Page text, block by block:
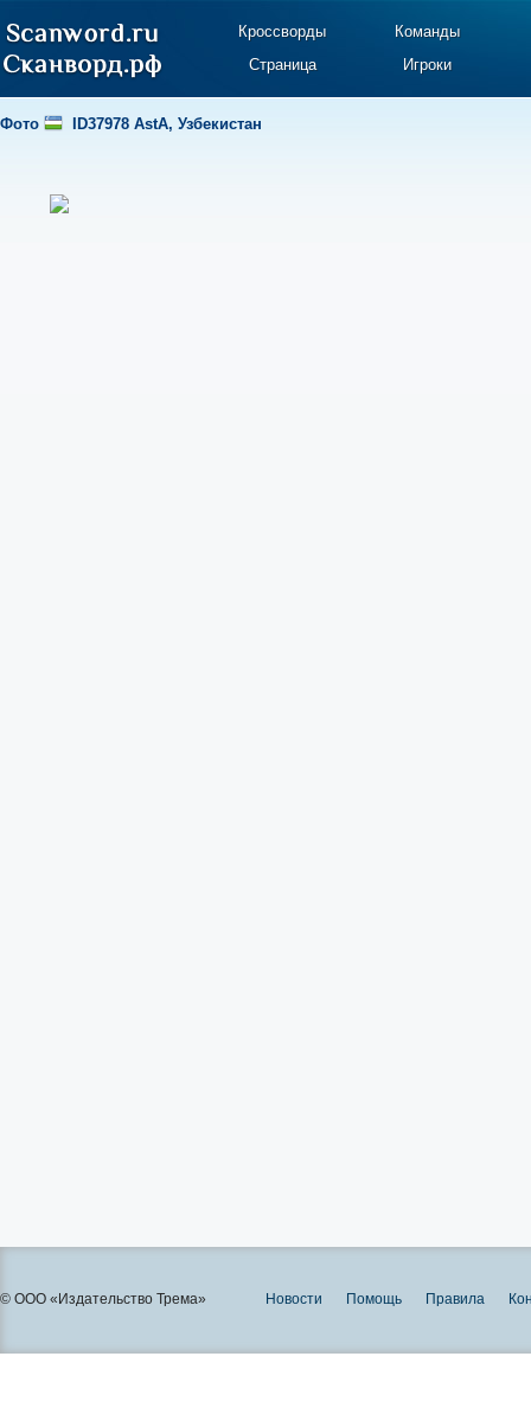
Кроссворды
Команды
Страница
Игроки
Фото ID37978 AstA, Узбекистан
© ООО «Издательство Трема» Новости Помощь Правила